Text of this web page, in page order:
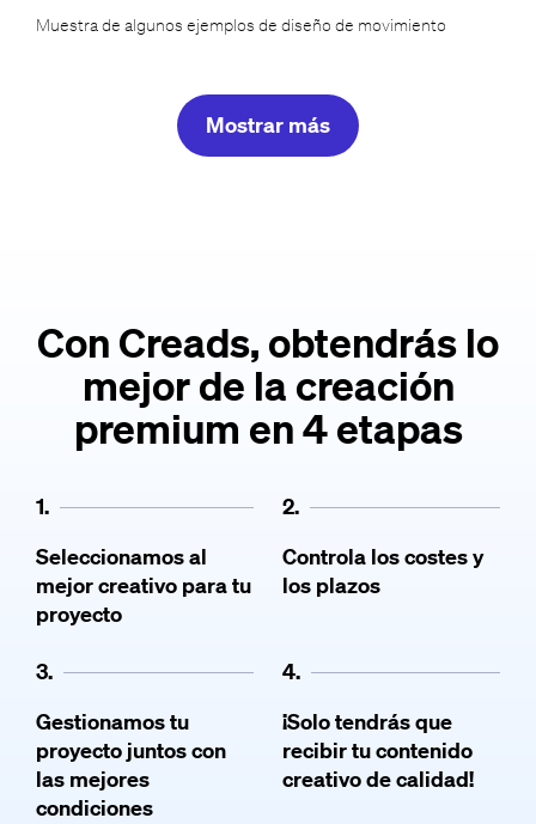
Muestra de algunos ejemplos de diseño de movimiento
Mostrar más
Con Creads, obtendrás lo
mejor de la creación
premium en 4 etapas
1.
Seleccionamos al
mejor creativo para tu
proyecto
2.
Controla los costes y
los plazos
3.
Gestionamos tu
proyecto juntos con
las mejores
condiciones
4.
¡Solo tendrás que
recibir tu contenido
creativo de calidad!